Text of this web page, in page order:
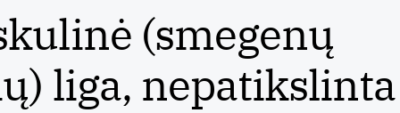
(smegenų
liga, nepatikslinta